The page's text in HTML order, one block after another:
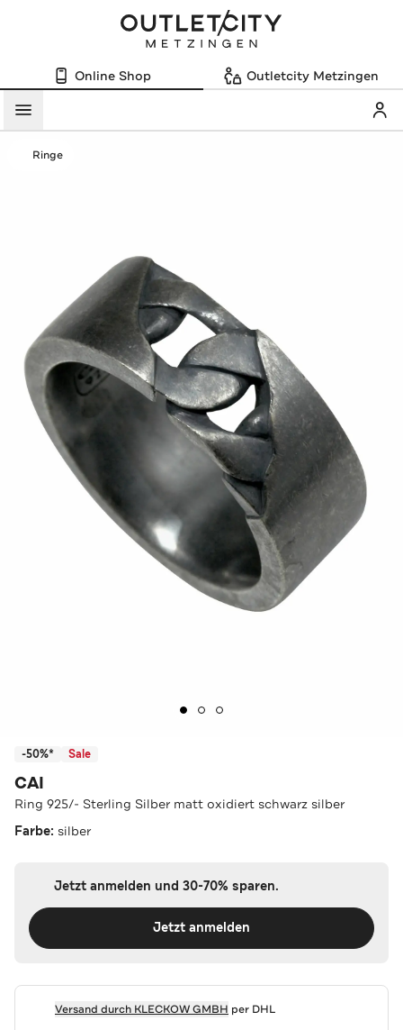
Online Shop Outletcity Metzingen
Menü
Ringe
-50%* Sale
CAI
Ring 925/- Sterling Silber matt oxidiert schwarz silber
Farbe: silber
Jetzt anmelden und 30-70% sparen.
Jetzt anmelden
Versand durch KLECKOW GMBH per DHL